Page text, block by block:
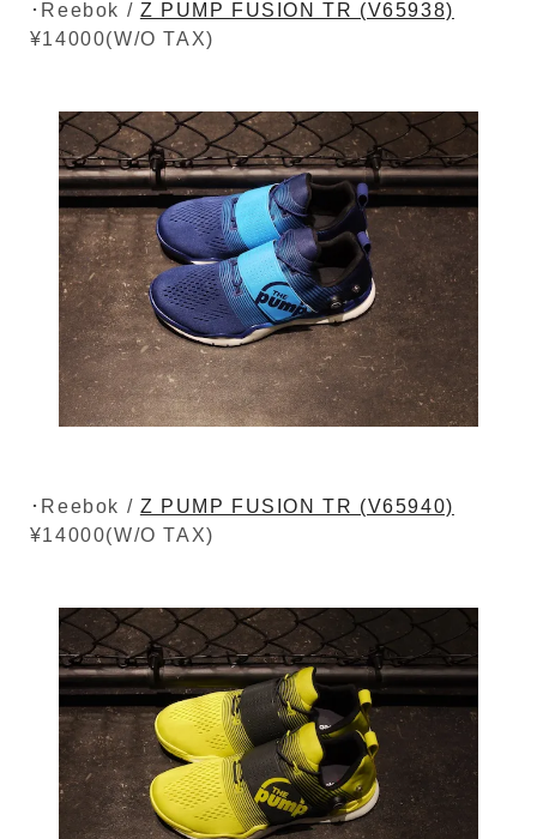
･Reebok / Z PUMP FUSION TR (V65938)
¥14000(W/O TAX)
･Reebok / Z PUMP FUSION TR (V65940)
¥14000(W/O TAX)